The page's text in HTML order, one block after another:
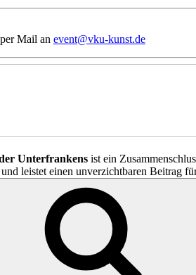
Mail an event@vku-kunst.de
Unterfrankens ist ein
leistet einen unverzichtbaren Beitrag